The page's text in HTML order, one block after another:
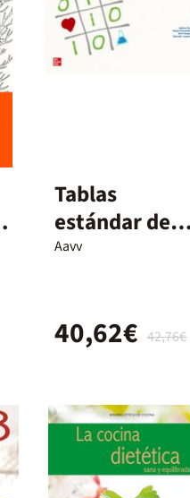
Tablas
estándar de
composición
Taules
dels aliments
Aavv
42,76€
40,62€